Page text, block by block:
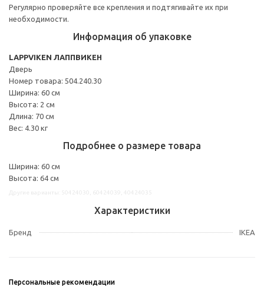
Регулярно проверяйте все крепления и подтягивайте их при
необходимости.
Информация об упаковке
LAPPVIKEN ЛАППВИКЕН
Дверь
Номер товара: 504.240.30
Ширина: 60 см
Высота: 2 см
Длина: 70 см
Вес: 4.30 кг
Подробнее о размере товара
Ширина: 60 см
Высота: 64 см
Характеристики
Бренд IKEA
Персональные рекомендации